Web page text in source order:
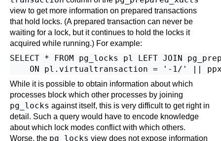
view to get more information on prepared transactions
that hold locks. (A prepared transaction can never be
waiting for a lock, but it continues to hold the locks it
acquired while running.) For example:
SELECT * FROM pg_locks pl LEFT JOIN
While it is possible to obtain information about which
processes block which other processes by joining
pg_locks against itself, this is very difficult to get right in
detail. Such a query would have to encode knowledge
about which lock modes conflict with which others.
Worse, the pg_locks view does not expose information